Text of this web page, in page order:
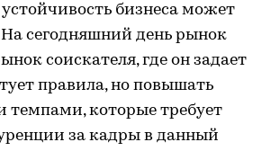
бизнеса может
сегодняшний день рынок
соискателя, где он задает
правила, но повышать
темпами, которые требует
за кадры в данный